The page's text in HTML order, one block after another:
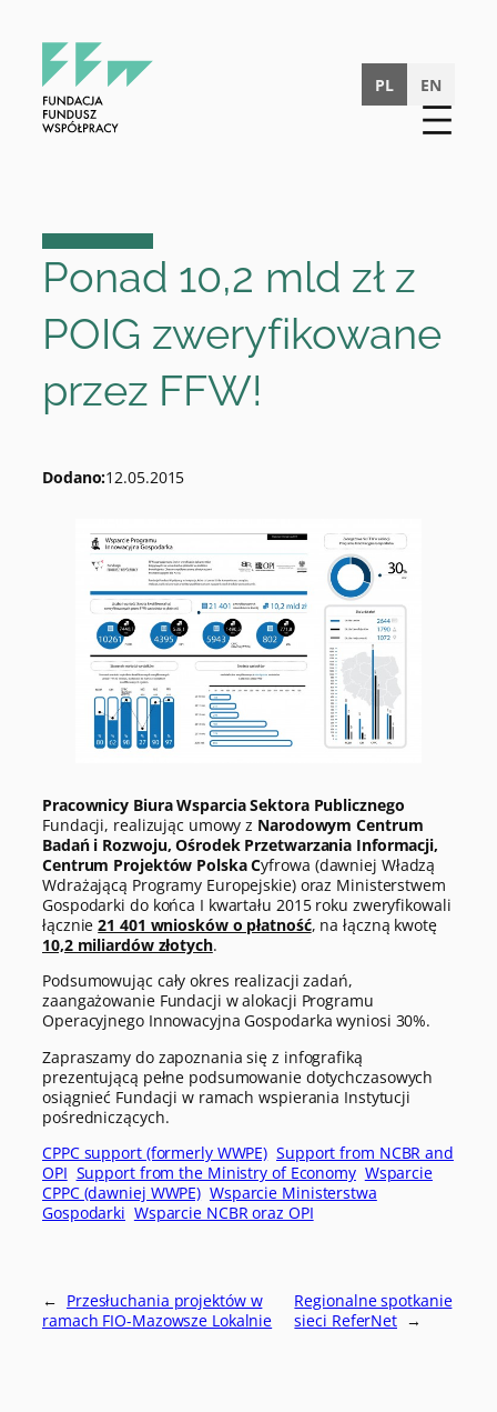
PL
EN
Ponad 10,2 mld zł z
POIG zweryfikowane
przez FFW!
Dodano:12.05.2015
Pracownicy Biura Wsparcia Sektora Publicznego
Fundacji, realizując umowy z Narodowym Centrum
Badań i Rozwoju, Ośrodek Przetwarzania Informacji,
Centrum Projektów Polska Cyfrowa (dawniej Władzą
Wdrażającą Programy Europejskie) oraz Ministerstwem
Gospodarki do końca I kwartału 2015 roku zweryfikowali
łącznie21 401 wniosków o płatność, na łączną kwotę
10,2 miliardów złotych.
Podsumowując cały okres realizacji zadań,
zaangażowanie Fundacji w alokacji Programu
Operacyjnego Innowacyjna Gospodarka wyniosi 30%.
Zapraszamy do zapoznania się z infografiką
prezentującą pełne podsumowanie dotychczasowych
osiągnieć Fundacji w ramach wspierania Instytucji
pośredniczących.
CPPC support (formerly WWPE) Support from NCBR and
OPI Support from the Ministry of Economy Wsparcie
CPPC (dawniej WWPE) Wsparcie Ministerstwa
Gospodarki Wsparcie NCBR oraz OPI
← Przesłuchania projektów w
ramach FIO-Mazowsze Lokalnie
Regionalne spotkanie
sieci ReferNet →